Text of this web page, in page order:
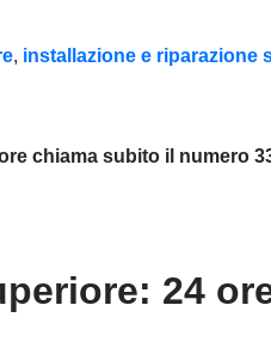
, installazione e riparazione
chiama subito il numero
24